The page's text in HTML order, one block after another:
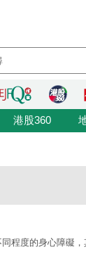
港股360
程度的身心障礙